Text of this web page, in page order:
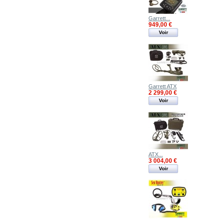
Garrett...
949,00 €
Voir
Garrett ATX
2 299,00 €
Voir
ATX...
3 004,00 €
Voir